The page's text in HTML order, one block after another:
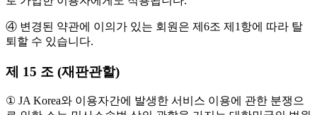
④ 변경된 약관에 이의가 있는 회원은 제6조 제1항에 따라 탈
퇴할 수 있습니다.
제 15 조 (재판관할)
① JA Korea와 이용자간에 발생한 서비스 이용에 관한 분쟁으